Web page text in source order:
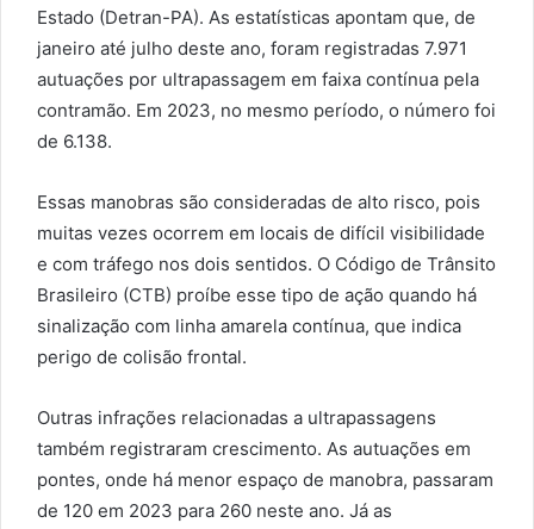
Estado (Detran-PA). As estatísticas apontam que, de
janeiro até julho deste ano, foram registradas 7.971
autuações por ultrapassagem em faixa contínua pela
contramão. Em 2023, no mesmo período, o número foi
de 6.138.
Essas manobras são consideradas de alto risco, pois
muitas vezes ocorrem em locais de difícil visibilidade
e com tráfego nos dois sentidos. O Código de Trânsito
Brasileiro (CTB) proíbe esse tipo de ação quando há
sinalização com linha amarela contínua, que indica
perigo de colisão frontal.
Outras infrações relacionadas a ultrapassagens
também registraram crescimento. As autuações em
pontes, onde há menor espaço de manobra, passaram
de 120 em 2023 para 260 neste ano. Já as